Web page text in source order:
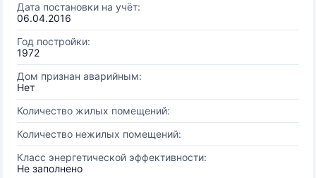
Дата постановки на учёт:
06.04.2016
Год постройки:
1972
Дом признан аварийным:
Нет
Количество жилых помещений:
Количество нежилых помещений:
Класс энергетической эффективности:
Не заполнено